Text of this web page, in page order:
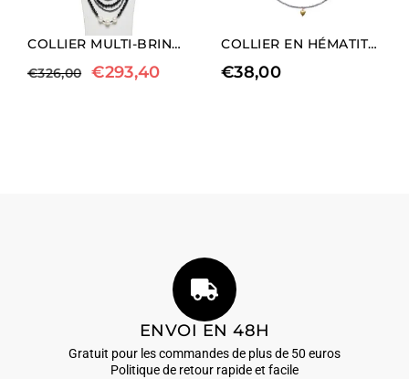
COLLIER MULTI-BRINS EN AGATE NOIRE, HÉMATITE ET PERLES
€326,00 €293,40
COLLIER EN HÉMATITE RHODIÉE AVEC CHARM EN FORME DE CŒUR DORÉ (LONGUEUR LONGUE).
€38,00
ENVOI EN 48H
Gratuit pour les commandes de plus de 50 euros
Politique de retour rapide et facile